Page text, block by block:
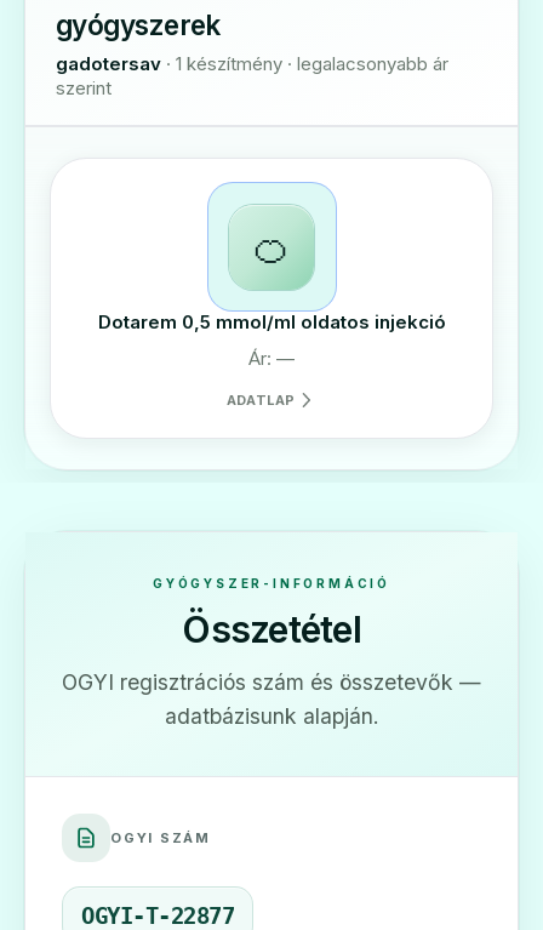
gyógyszerek
gadotersav · 1 készítmény · legalacsonyabb ár
szerint
🍊
Dotarem 0,5 mmol/ml oldatos injekció
Ár: —
ADATLAP
GYÓGYSZER-INFORMÁCIÓ
Összetétel
OGYI regisztrációs szám és összetevők —
adatbázisunk alapján.
OGYI SZÁM
OGYI-T-22877